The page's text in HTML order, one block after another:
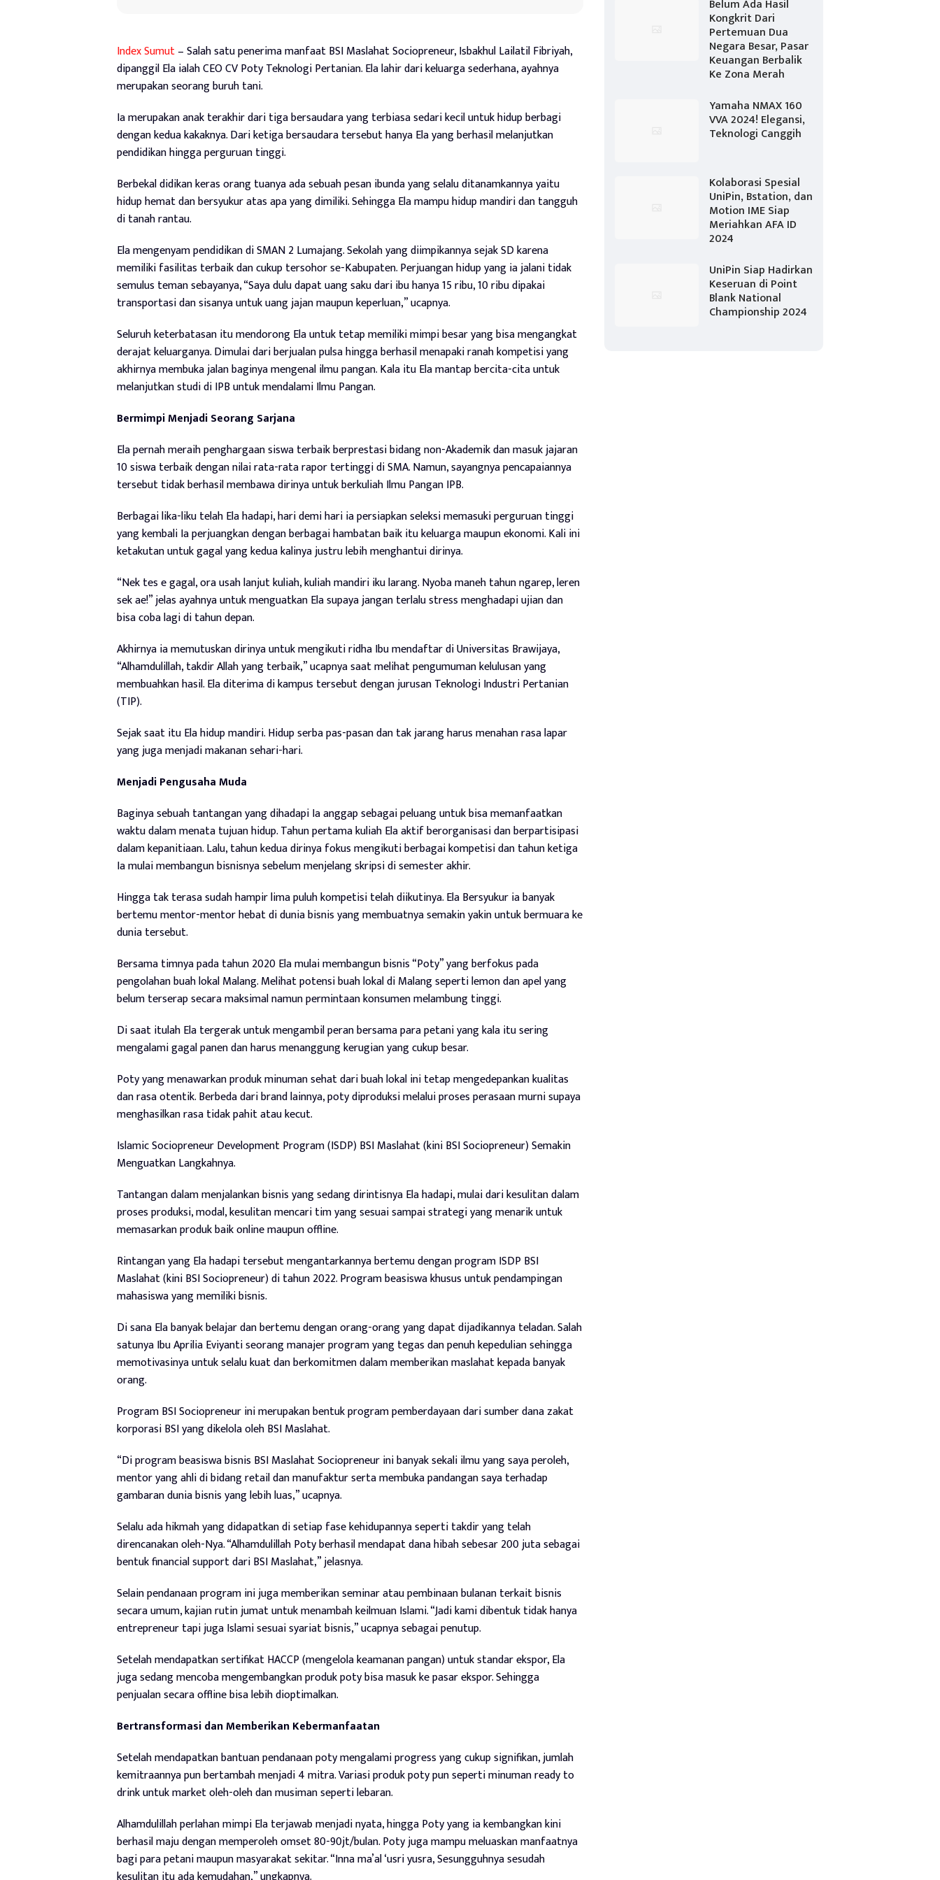
Index Sumut– Salah satu penerima manfaat BSI Maslahat Sociopreneur, Isbakhul Lailatil Fibriyah,
dipanggil Ela ialah CEO CV Poty Teknologi Pertanian. Ela lahir dari keluarga sederhana, ayahnya
merupakan seorang buruh tani.
Ia merupakan anak terakhir dari tiga bersaudara yang terbiasa sedari kecil untuk hidup berbagi
dengan kedua kakaknya. Dari ketiga bersaudara tersebut hanya Ela yang berhasil melanjutkan
pendidikan hingga perguruan tinggi.
Berbekal didikan keras orang tuanya ada sebuah pesan ibunda yang selalu ditanamkannya yaitu
hidup hemat dan bersyukur atas apa yang dimiliki. Sehingga Ela mampu hidup mandiri dan tangguh
di tanah rantau.
Ela mengenyam pendidikan di SMAN 2 Lumajang. Sekolah yang diimpikannya sejak SD karena
memiliki fasilitas terbaik dan cukup tersohor se-Kabupaten. Perjuangan hidup yang ia jalani tidak
semulus teman sebayanya, “Saya dulu dapat uang saku dari ibu hanya 15 ribu, 10 ribu dipakai
transportasi dan sisanya untuk uang jajan maupun keperluan,” ucapnya.
Seluruh keterbatasan itu mendorong Ela untuk tetap memiliki mimpi besar yang bisa mengangkat
derajat keluarganya. Dimulai dari berjualan pulsa hingga berhasil menapaki ranah kompetisi yang
akhirnya membuka jalan baginya mengenal ilmu pangan. Kala itu Ela mantap bercita-cita untuk
melanjutkan studi di IPB untuk mendalami Ilmu Pangan.
Bermimpi Menjadi Seorang Sarjana
Ela pernah meraih penghargaan siswa terbaik berprestasi bidang non-Akademik dan masuk jajaran
10 siswa terbaik dengan nilai rata-rata rapor tertinggi di SMA. Namun, sayangnya pencapaiannya
tersebut tidak berhasil membawa dirinya untuk berkuliah Ilmu Pangan IPB.
Berbagai lika-liku telah Ela hadapi, hari demi hari ia persiapkan seleksi memasuki perguruan tinggi
yang kembali Ia perjuangkan dengan berbagai hambatan baik itu keluarga maupun ekonomi. Kali ini
ketakutan untuk gagal yang kedua kalinya justru lebih menghantui dirinya.
“Nek tes e gagal, ora usah lanjut kuliah, kuliah mandiri iku larang. Nyoba maneh tahun ngarep, leren
sek ae!” jelas ayahnya untuk menguatkan Ela supaya jangan terlalu stress menghadapi ujian dan
bisa coba lagi di tahun depan.
Akhirnya ia memutuskan dirinya untuk mengikuti ridha Ibu mendaftar di Universitas Brawijaya,
“Alhamdulillah, takdir Allah yang terbaik,” ucapnya saat melihat pengumuman kelulusan yang
membuahkan hasil. Ela diterima di kampus tersebut dengan jurusan Teknologi Industri Pertanian
(TIP).
Sejak saat itu Ela hidup mandiri. Hidup serba pas-pasan dan tak jarang harus menahan rasa lapar
yang juga menjadi makanan sehari-hari.
Menjadi Pengusaha Muda
Baginya sebuah tantangan yang dihadapi Ia anggap sebagai peluang untuk bisa memanfaatkan
waktu dalam menata tujuan hidup. Tahun pertama kuliah Ela aktif berorganisasi dan berpartisipasi
dalam kepanitiaan. Lalu, tahun kedua dirinya fokus mengikuti berbagai kompetisi dan tahun ketiga
Ia mulai membangun bisnisnya sebelum menjelang skripsi di semester akhir.
Hingga tak terasa sudah hampir lima puluh kompetisi telah diikutinya. Ela Bersyukur ia banyak
bertemu mentor-mentor hebat di dunia bisnis yang membuatnya semakin yakin untuk bermuara ke
dunia tersebut.
Bersama timnya pada tahun 2020 Ela mulai membangun bisnis “Poty” yang berfokus pada
pengolahan buah lokal Malang. Melihat potensi buah lokal di Malang seperti lemon dan apel yang
belum terserap secara maksimal namun permintaan konsumen melambung tinggi.
Di saat itulah Ela tergerak untuk mengambil peran bersama para petani yang kala itu sering
mengalami gagal panen dan harus menanggung kerugian yang cukup besar.
Poty yang menawarkan produk minuman sehat dari buah lokal ini tetap mengedepankan kualitas
dan rasa otentik. Berbeda dari brand lainnya, poty diproduksi melalui proses perasaan murni supaya
menghasilkan rasa tidak pahit atau kecut.
Islamic Sociopreneur Development Program (ISDP) BSI Maslahat (kini BSI Sociopreneur) Semakin
Menguatkan Langkahnya.
Tantangan dalam menjalankan bisnis yang sedang dirintisnya Ela hadapi, mulai dari kesulitan dalam
proses produksi, modal, kesulitan mencari tim yang sesuai sampai strategi yang menarik untuk
memasarkan produk baik online maupun offline.
Rintangan yang Ela hadapi tersebut mengantarkannya bertemu dengan program ISDP BSI
Maslahat (kini BSI Sociopreneur) di tahun 2022. Program beasiswa khusus untuk pendampingan
mahasiswa yang memiliki bisnis.
Di sana Ela banyak belajar dan bertemu dengan orang-orang yang dapat dijadikannya teladan. Salah
satunya Ibu Aprilia Eviyanti seorang manajer program yang tegas dan penuh kepedulian sehingga
memotivasinya untuk selalu kuat dan berkomitmen dalam memberikan maslahat kepada banyak
orang.
Program BSI Sociopreneur ini merupakan bentuk program pemberdayaan dari sumber dana zakat
korporasi BSI yang dikelola oleh BSI Maslahat.
“Di program beasiswa bisnis BSI Maslahat Sociopreneur ini banyak sekali ilmu yang saya peroleh,
mentor yang ahli di bidang retail dan manufaktur serta membuka pandangan saya terhadap
gambaran dunia bisnis yang lebih luas,” ucapnya.
Selalu ada hikmah yang didapatkan di setiap fase kehidupannya seperti takdir yang telah
direncanakan oleh-Nya. “Alhamdulillah Poty berhasil mendapat dana hibah sebesar 200 juta sebagai
bentuk financial support dari BSI Maslahat,” jelasnya.
Selain pendanaan program ini juga memberikan seminar atau pembinaan bulanan terkait bisnis
secara umum, kajian rutin jumat untuk menambah keilmuan Islami. “Jadi kami dibentuk tidak hanya
entrepreneur tapi juga Islami sesuai syariat bisnis,” ucapnya sebagai penutup.
Setelah mendapatkan sertifikat HACCP (mengelola keamanan pangan) untuk standar ekspor, Ela
juga sedang mencoba mengembangkan produk poty bisa masuk ke pasar ekspor. Sehingga
penjualan secara offline bisa lebih dioptimalkan.
Bertransformasi dan Memberikan Kebermanfaatan
Setelah mendapatkan bantuan pendanaan poty mengalami progress yang cukup signifikan, jumlah
kemitraannya pun bertambah menjadi 4 mitra. Variasi produk poty pun seperti minuman ready to
drink untuk market oleh-oleh dan musiman seperti lebaran.
Alhamdulillah perlahan mimpi Ela terjawab menjadi nyata, hingga Poty yang ia kembangkan kini
berhasil maju dengan memperoleh omset 80-90jt/bulan. Poty juga mampu meluaskan manfaatnya
bagi para petani maupun masyarakat sekitar. “Inna ma’al ‘usri yusra, Sesungguhnya sesudah
Belum Ada Hasil
Kongkrit Dari
Pertemuan Dua
Negara Besar, Pasar
Keuangan Berbalik
Ke Zona Merah
Yamaha NMAX 160
VVA 2024! Elegansi,
Teknologi Canggih
Kolaborasi Spesial
UniPin, Bstation, dan
Motion IME Siap
Meriahkan AFA ID
2024
UniPin Siap Hadirkan
Keseruan di Point
Blank National
Championship 2024